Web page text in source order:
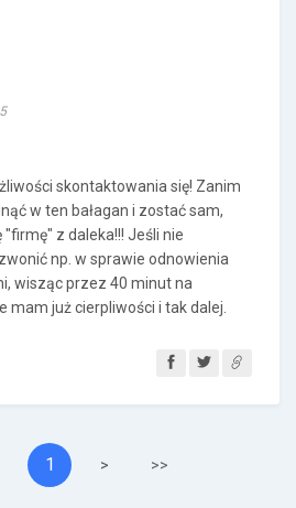
skontaktowania się! Zanim
w ten bałagan i zostać sam,
z daleka!!! Jeśli nie
np. w sprawie odnowienia
wisząc przez 40 minut na
mam już cierpliwości i tak dalej.
1 > >>